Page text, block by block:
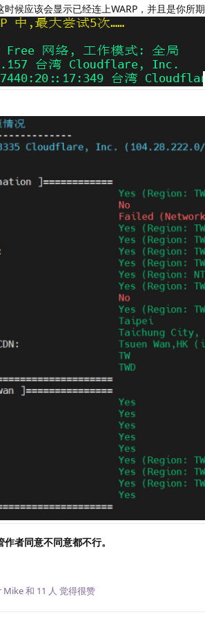
候应该会显示已经连上WARP，并且是你所
者同意不同意都不行。
Mike和 11 人 觉得很赞